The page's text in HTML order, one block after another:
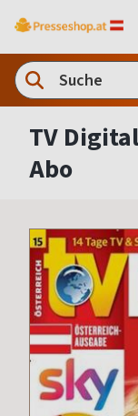
TV
Abo